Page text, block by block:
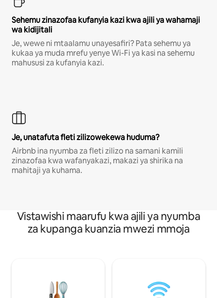
Sehemu zinazofaa kufanyia kazi kwa ajili ya wahamaji
wa kidijitali
Je, wewe ni mtaalamu unayesafiri? Pata sehemu ya
kukaa ya muda mrefu yenye Wi-Fi ya kasi na sehemu
mahususi za kufanyia kazi.
Je, unatafuta fleti zilizowekewa huduma?
Airbnb ina nyumba za fleti zilizo na samani kamili
zinazofaa kwa wafanyakazi, makazi ya shirika na
mahitaji ya kuhama.
Vistawishi maarufu kwa ajili ya nyumba
za kupanga kuanzia mwezi mmoja